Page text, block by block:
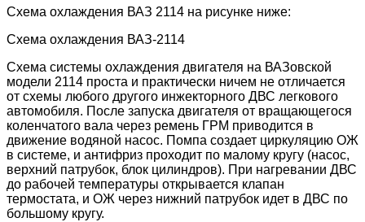
Схема охлаждения ВАЗ 2114 на рисунке ниже:
Схема охлаждения ВАЗ-2114
Схема системы охлаждения двигателя на ВАЗовской
модели 2114 проста и практически ничем не отличается
от схемы любого другого инжекторного ДВС легкового
автомобиля. После запуска двигателя от вращающегося
коленчатого вала через ремень ГРМ приводится в
движение водяной насос. Помпа создает циркуляцию ОЖ
в системе, и антифриз проходит по малому кругу (насос,
верхний патрубок, блок цилиндров). При нагревании ДВС
до рабочей температуры открывается клапан
термостата, и ОЖ через нижний патрубок идет в ДВС по
большому кругу.